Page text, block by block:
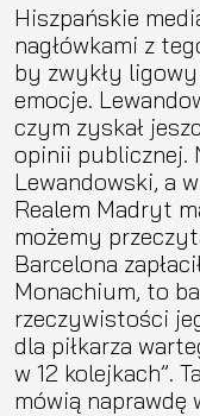
Hiszpańskie
nagłówkami z
by zwykły
emocje.
czym zyskał
opinii publicznej.
Lewandowski, a
Realem Madryt
możemy
Barcelona
Monachium, to
rzeczywistości
dla piłkarza
w 12 kolejkach”.
mówią naprawdę